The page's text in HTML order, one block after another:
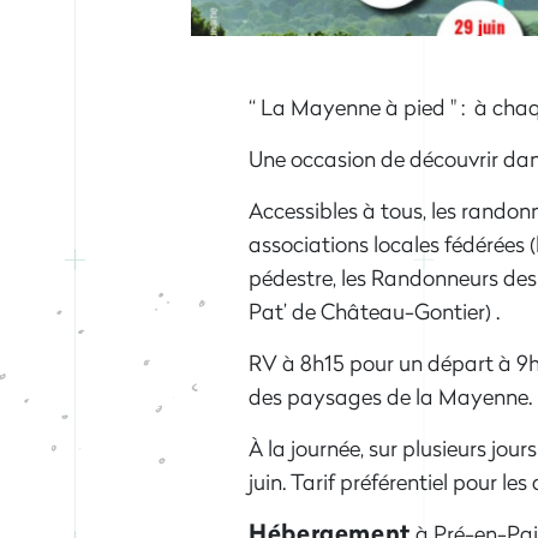
“ La Mayenne à pied " : à
Une occasion de découvrir
Accessibles à tous, les
associations locales fédérées
pédestre, les Randonneurs
Pat’ de Château-Gontier) .
RV à 8h15 pour un départ à
des paysages de la Mayenne.
À la journée, sur plusieurs
juin. Tarif préférentiel pour les